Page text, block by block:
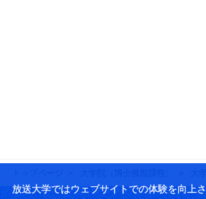
放送大学ではウェブサイトでの体験を向上
トップページ 大学院（博士後期課程） 大